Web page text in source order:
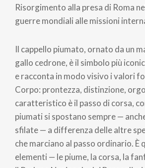
Risorgimento alla presa di Roma
guerre mondiali alle missioni
Il cappello piumato, ornato da un
gallo cedrone, è il simbolo più
e racconta in modo visivo i valori
Corpo: prontezza, distinzione,
caratteristico è il passo di corsa,
piumati si spostano sempre —
sfilate — a differenza delle altre
che marciano al passo ordinario. È
elementi — le piume, la corsa, la